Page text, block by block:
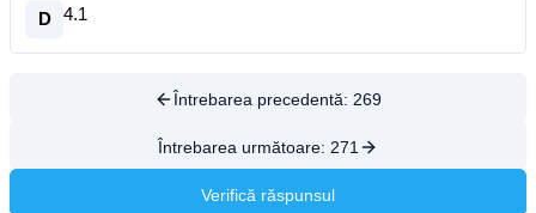
D 4.1
Întrebarea precedentă: 269
Întrebarea următoare: 271
Verifică răspunsul